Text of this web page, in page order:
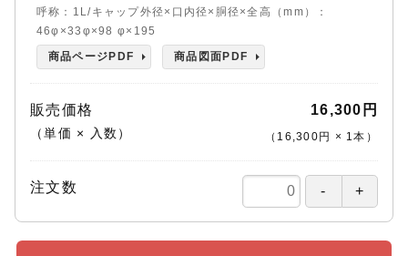
呼称：1L/キャップ外径×口内径×胴径×全高（mm）：
46φ×33φ×98 φ×195
商品ページPDF
商品図面PDF
販売価格
（単価 × 入数）
16,300円
（ 16,300円 × 1本 ）
注文数